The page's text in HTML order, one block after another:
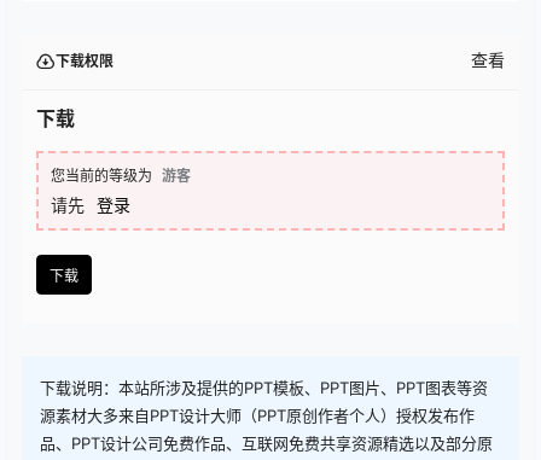
下载权限 查看
下载
您当前的等级为 游客
请先 登录
下载
下载说明：本站所涉及提供的PPT模板、PPT图片、PPT图表等资
源素材大多来自PPT设计大师（PPT原创作者个人）授权发布作
品、PPT设计公司免费作品、互联网免费共享资源精选以及部分原